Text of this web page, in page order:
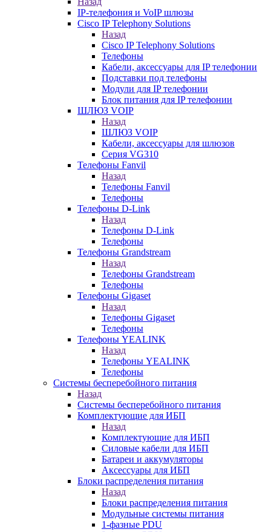
IP-телефония и VoIP шлюзы
Cisco IP Telephony Solutions
Назад
Cisco IP Telephony Solutions
Телефоны
Кабели, аксессуары для IP телефонии
Подставки под телефоны
Модули для IP телефонии
Блок питания для IP телефонии
ШЛЮЗ VOIP
Назад
ШЛЮЗ VOIP
Кабели, аксессуары для шлюзов
Серия VG310
Телефоны Fanvil
Назад
Телефоны Fanvil
Телефоны
Телефоны D-Link
Назад
Телефоны D-Link
Телефоны
Телефоны Grandstream
Назад
Телефоны Grandstream
Телефоны
Телефоны Gigaset
Назад
Телефоны Gigaset
Телефоны
Телефоны YEALINK
Назад
Телефоны YEALINK
Телефоны
Системы бесперебойного питания
Назад
Системы бесперебойного питания
Комплектующие для ИБП
Назад
Комплектующие для ИБП
Силовые кабели для ИБП
Батареи и аккумуляторы
Аксессуары для ИБП
Блоки распределения питания
Назад
Блоки распределения питания
Модульные системы питания
1-фазные PDU